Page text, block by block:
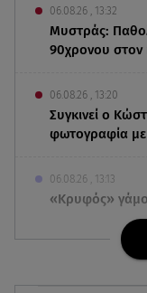
06.08.26 , 13:32
Μυστράς:
90χρονου
06.08.26 , 13:20
Συγκινεί ο
φωτογραφία
06.08.26 , 13:13
«Κρυφός»
φωτογραφίες
«Πολίτες β'